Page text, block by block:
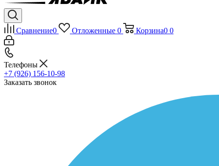
Сравнение0 Отложенные 0 Корзина0 0
Телефоны
+7 (926) 156-10-98
Заказать звонок